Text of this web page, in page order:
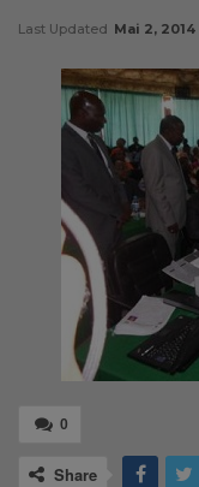
Last Updated Mai 2, 2014
0
Share